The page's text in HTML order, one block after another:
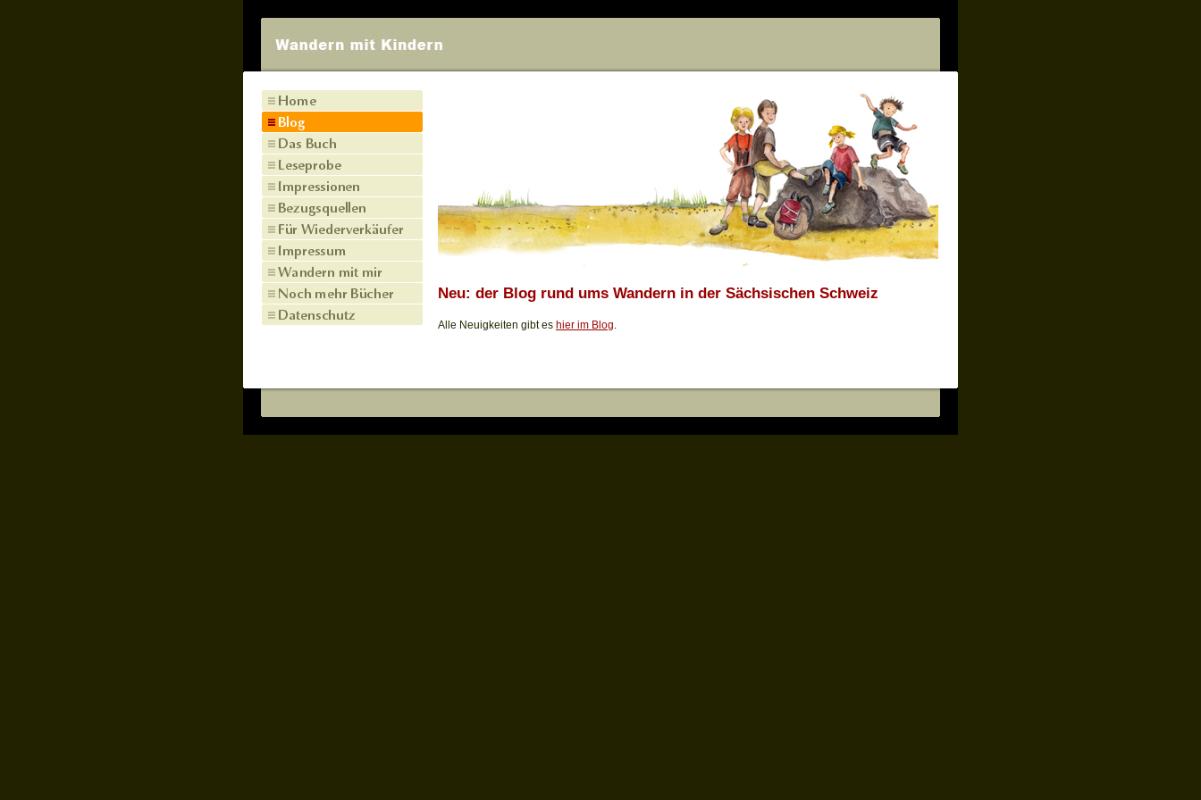
Neu: der Blog rund ums Wandern in der Sächsischen Schweiz
Alle Neuigkeiten gibt es hier im Blog.